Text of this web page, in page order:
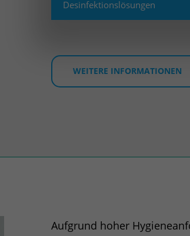
Desinfektionslösungen
WEITERE INFORMATIONEN
Aufgrund hoher